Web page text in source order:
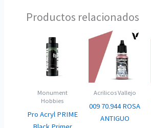
Productos relacionados
Monument
Hobbies
Pro Acryl PRIME
Acrilicos Vallejo
009 70.944 ROSA
ANTIGUO